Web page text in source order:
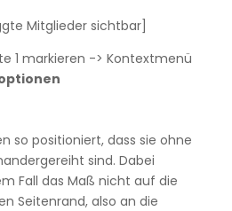
Mitglieder sichtbar]
1 markieren -> Kontextmenü
so positioniert, dass sie ohne
sind. Dabei
Fall das Maß nicht auf die
Seitenrand, also an die